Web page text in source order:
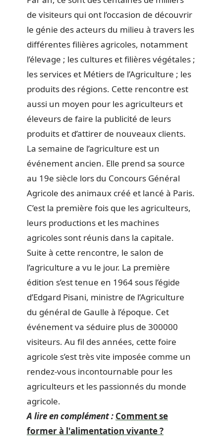
de visiteurs qui ont l’occasion de découvrir
le génie des acteurs du milieu à travers les
différentes filières agricoles, notamment
l’élevage ; les cultures et filières végétales ;
les services et Métiers de l’Agriculture ; les
produits des régions. Cette rencontre est
aussi un moyen pour les agriculteurs et
éleveurs de faire la publicité de leurs
produits et d’attirer de nouveaux clients.
La semaine de l’agriculture est un
événement ancien. Elle prend sa source
au 19e siècle lors du Concours Général
Agricole des animaux créé et lancé à Paris.
C’est la première fois que les agriculteurs,
leurs productions et les machines
agricoles sont réunis dans la capitale.
Suite à cette rencontre, le salon de
l’agriculture a vu le jour. La première
édition s’est tenue en 1964 sous l’égide
d’Edgard Pisani, ministre de l’Agriculture
du général de Gaulle à l’époque. Cet
événement va séduire plus de 300000
visiteurs. Au fil des années, cette foire
agricole s’est très vite imposée comme un
rendez-vous incontournable pour les
agriculteurs et les passionnés du monde
agricole.
A lire en complément : Comment se
former à l'alimentation vivante ?